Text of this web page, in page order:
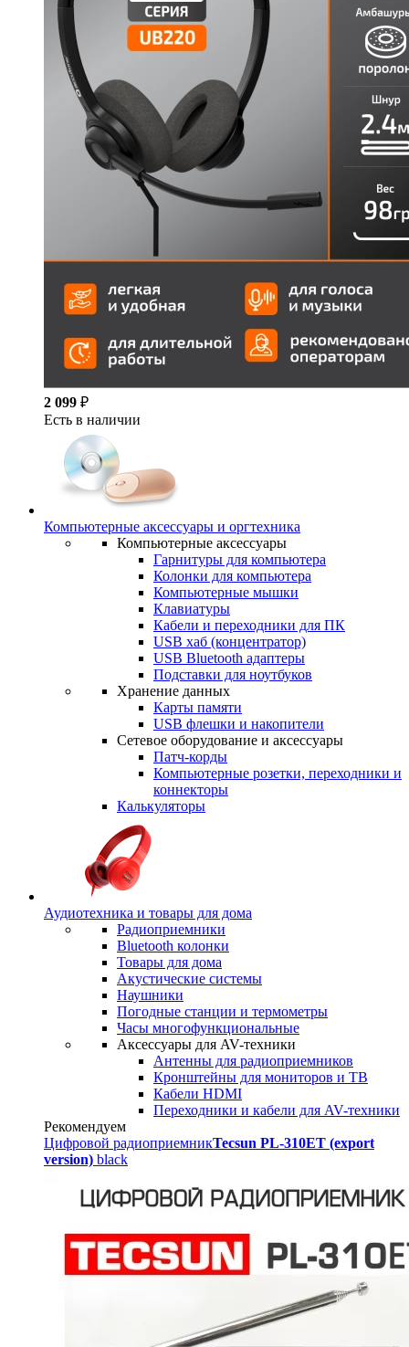
2 099 ₽
Есть в наличии
Компьютерные аксессуары и оргтехника
Компьютерные аксессуары
Гарнитуры для компьютера
Колонки для компьютера
Компьютерные мышки
Клавиатуры
Кабели и переходники для ПК
USB хаб (концентратор)
USB Bluetooth адаптеры
Подставки для ноутбуков
Хранение данных
Карты памяти
USB флешки и накопители
Сетевое оборудование и аксессуары
Патч-корды
Компьютерные розетки, переходники и
коннекторы
Калькуляторы
Аудиотехника и товары для дома
Радиоприемники
Bluetooth колонки
Товары для дома
Акустические системы
Наушники
Погодные станции и термометры
Часы многофункциональные
Аксессуары для AV-техники
Антенны для радиоприемников
Кронштейны для мониторов и ТВ
Кабели HDMI
Переходники и кабели для AV-техники
Рекомендуем
Цифровой радиоприемникTecsun PL-310ET (export
version) black